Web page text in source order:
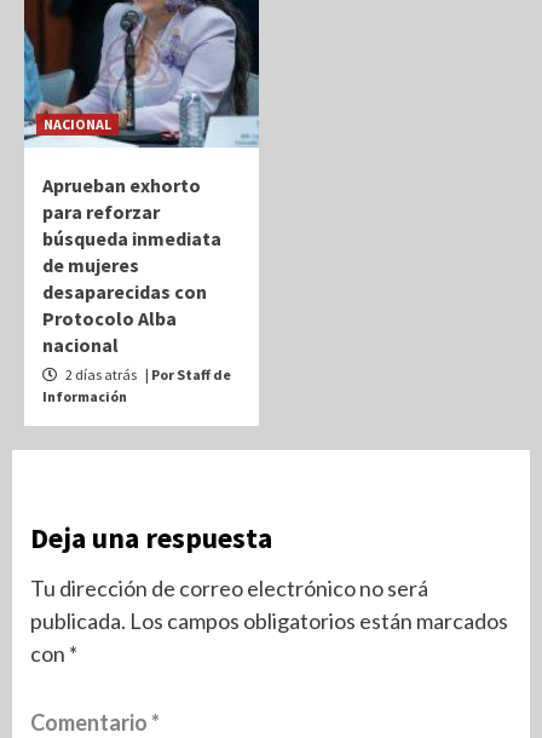
NACIONAL
Aprueban exhorto
para reforzar
búsqueda inmediata
de mujeres
desaparecidas con
Protocolo Alba
nacional
2 días atrás | Por Staff de
Información
Deja una respuesta
Tu dirección de correo electrónico no será
publicada. Los campos obligatorios están marcados
con *
Comentario*